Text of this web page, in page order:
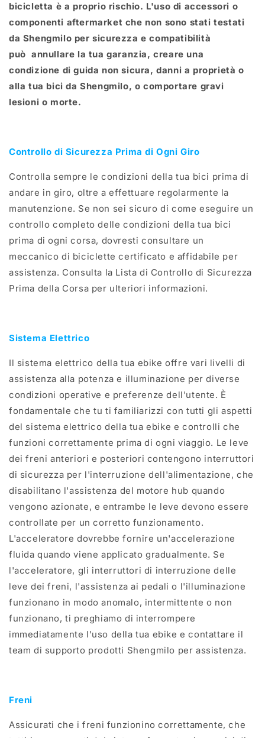
bicicletta è a proprio rischio. L'uso di accessori o
componenti aftermarket che non sono stati testati
da Shengmilo per sicurezza e compatibilità
può annullare la tua garanzia, creare una
condizione di guida non sicura, danni a proprietà o
alla tua bici daShengmilo, o comportare gravi
lesioni o morte.
Controllo di Sicurezza Prima di Ogni Giro
Controlla sempre le condizioni della tua bici prima di
andare in giro, oltre a effettuare regolarmente la
manutenzione. Se non sei sicuro di come eseguire un
controllo completo delle condizioni della tua bici
prima di ogni corsa, dovresti consultare un
meccanico di biciclette certificato e affidabile per
assistenza. Consulta la Lista di Controllo di Sicurezza
Prima della Corsa per ulteriori informazioni.
Sistema Elettrico
Il sistema elettrico della tua ebike offre vari livelli di
assistenza alla potenza e illuminazione per diverse
condizioni operative e preferenze dell'utente. È
fondamentale che tu ti familiarizzi con tutti gli aspetti
del sistema elettrico della tua ebike e controlli che
funzioni correttamente prima di ogni viaggio. Le leve
dei freni anteriori e posteriori contengono interruttori
di sicurezza per l'interruzione dell'alimentazione, che
disabilitano l'assistenza del motore hub quando
vengono azionate, e entrambe le leve devono essere
controllate per un corretto funzionamento.
L'acceleratore dovrebbe fornire un'accelerazione
fluida quando viene applicato gradualmente. Se
l'acceleratore, gli interruttori di interruzione delle
leve dei freni, l'assistenza ai pedali o l'illuminazione
funzionano in modo anomalo, intermittente o non
funzionano, ti preghiamo di interrompere
immediatamente l'uso della tua ebike e contattare il
team di supporto prodotti Shengmilo per assistenza.
Freni
Assicurati che i freni funzionino correttamente, che